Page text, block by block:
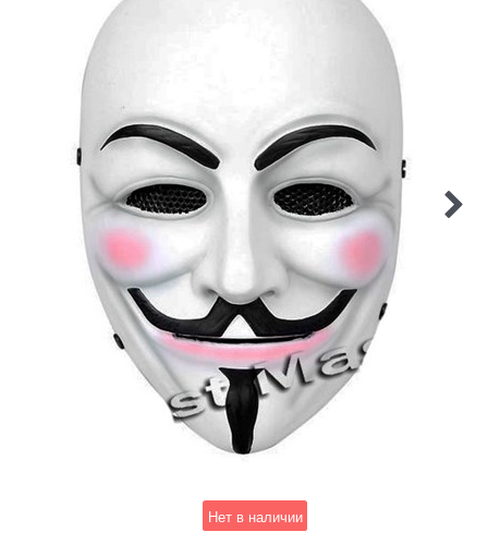
Нет в наличии